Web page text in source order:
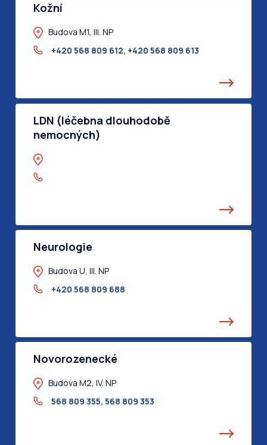
Kožní
Budova M1, III. NP
+420 568 809 612, +420 568 809 613
LDN (léčebna dlouhodobě
nemocných)
Neurologie
Budova U, III. NP
+420 568 809 688
Novorozenecké
Budova M2, IV. NP
568 809 355,568 809 353